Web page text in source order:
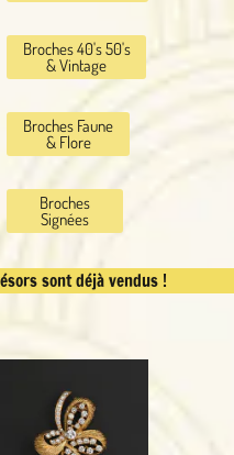
Broches 40's 50's
& Vintage
Broches Faune
& Flore
Broches
Signées
sont déjà vendus !